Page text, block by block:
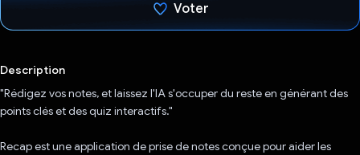
Voter
Description
"Rédigez vos notes, et laissez l'IA s'occuper du reste en générant des
points clés et des quiz interactifs."
Recap est une application de prise de notes conçue pour aider les